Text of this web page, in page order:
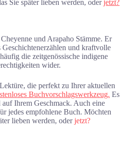
Sie später lieben werden, oderjetzt?
und Arapaho Stämme. Er
und kraftvolle
die zeitgenössische indigene
wider.
die perfekt zu Ihrer aktuellen
Buchvorschlagswerkzeug. Es
Ihrem Geschmack. Auch eine
jedes empfohlene Buch. Möchten
lieben werden, oderjetzt?